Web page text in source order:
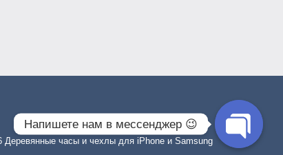
Деревянные часы и чехлы для iPhone и Samsung
Напишете нам в мессенджер 😉